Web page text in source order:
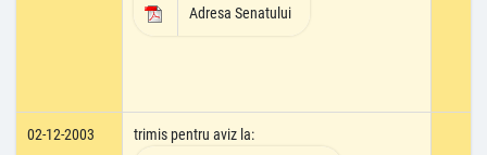
Adresa Senatului
02-12-2003 trimis pentru aviz la: